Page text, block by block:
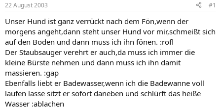
e
r
t
a
m
22 August 2003 #1
Unser Hund ist ganz verrückt nach dem Fön,wenn der
morgens angeht,dann steht unser Hund vor mir,schmeißt sich
auf den Boden und dann muss ich ihn fönen. :rofl
Der Staubsauger verehrt er auch,da muss ich immer die
kleine Bürste nehmen und dann muss ich ihn damit
massieren. :gap
Ebenfalls liebt er Badewasser,wenn ich die Badewanne voll
laufen lasse sitzt er sofort daneben und schlürft das heiße
Wasser :ablachen